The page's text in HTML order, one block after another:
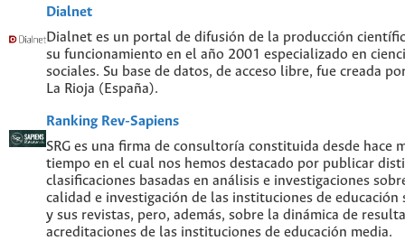
Dialnet
Dialnet es un portal de difusión de la producción
su funcionamiento en el año 2001 especializado en
sociales. Su base de datos, de acceso libre, fue creada
La Rioja (España).
Ranking Rev-Sapiens
SRG es una firma de consultoría constituida desde hace
tiempo en el cual nos hemos destacado por publicar
clasificaciones basadas en análisis e investigaciones
calidad e investigación de las instituciones de educación
y sus revistas, pero, además, sobre la dinámica de
acreditaciones de las instituciones de educación media.